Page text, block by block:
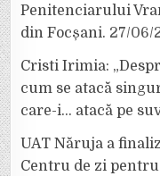
Penitenciarului
din Focșani. 27/06/
Cristi Irimia:
cum se atacă
care-i… atacă pe
UAT Năruja a
Centru de zi